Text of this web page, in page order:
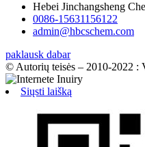
Hebei Jinchangsheng
0086-15631156122
admin@hbcschem.com
paklausk dabar
© Autorių teisės – 2010-2022 :
Siųsti laišką